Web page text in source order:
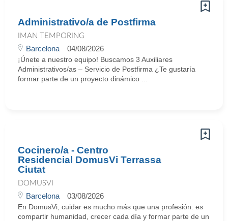
Administrativo/a de Postfirma
IMAN TEMPORING
Barcelona 04/08/2026
¡Únete a nuestro equipo! Buscamos 3 Auxiliares
Administrativos/as – Servicio de Postfirma ¿Te gustaría
formar parte de un proyecto dinámico ...
Cocinero/a - Centro
Residencial DomusVi Terrassa
Ciutat
DOMUSVI
Barcelona 03/08/2026
En DomusVi, cuidar es mucho más que una profesión: es
compartir humanidad, crecer cada día y formar parte de un